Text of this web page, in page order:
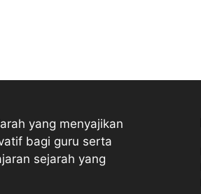
yang menyajikan
bagi guru serta
sejarah yang